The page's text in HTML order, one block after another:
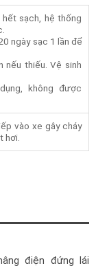
sạch, hệ thống
ngày sạc 1 lần để
nếu thiếu. Vệ sinh
không được
vào xe gây cháy
hơi.
điện đứng lái